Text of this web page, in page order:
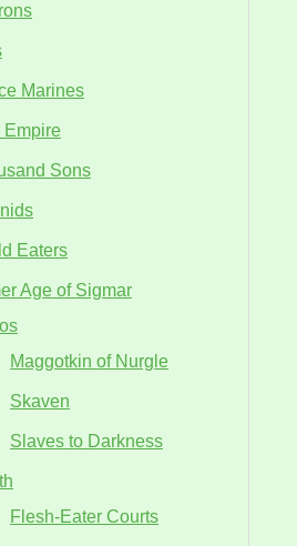
Marines
Empire
Sons
Eaters
Age of Sigmar
Maggotkin of Nurgle
Skaven
Slaves to Darkness
Flesh-Eater Courts